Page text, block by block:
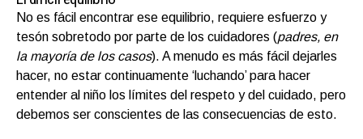
No es fácil encontrar ese equilibrio, requiere esfuerzo y
tesón sobretodo por parte de los cuidadores (padres, en
la mayoría de los casos). A menudo es más fácil dejarles
hacer, no estar continuamente ‘luchando’ para hacer
entender al niño los límites del respeto y del cuidado, pero
debemos ser conscientes de las consecuencias de esto.